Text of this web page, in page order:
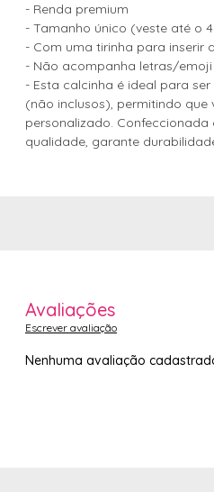
- Renda premium
- Tamanho único (veste até o
- Com uma tirinha para inserir
- Não acompanha letras/emoji
- Esta calcinha é ideal para
(não inclusos), permitindo que
personalizado.
qualidade, garante
Avaliações
Escrever avaliação
Nenhuma avaliação